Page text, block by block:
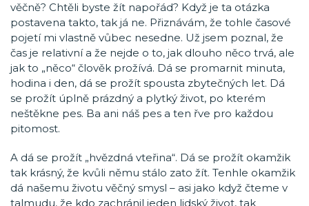
věčně? Chtěli byste žít napořád? Když je ta otázka
postavena takto, tak já ne. Přiznávám, že tohle časové
pojetí mi vlastně vůbec nesedne. Už jsem poznal, že
čas je relativní a že nejde o to, jak dlouho něco trvá, ale
jak to „něco“ člověk prožívá. Dá se promarnit minuta,
hodina i den, dá se prožít spousta zbytečných let. Dá
se prožít úplně prázdný a plytký život, po kterém
neštěkne pes. Ba ani náš pes a ten řve pro každou
pitomost.
A dá se prožít „hvězdná vteřina“. Dá se prožít okamžik
tak krásný, že kvůli němu stálo zato žít. Tenhle okamžik
dá našemu životu věčný smysl – asi jako když čteme v
talmudu, že kdo zachránil jeden lidský život, tak